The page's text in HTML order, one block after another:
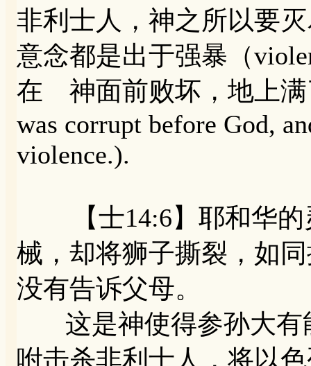
非利士人，神之所以要
意念都是出于强暴（
在 神面前败坏，地上满
was corrupt before God,
violence.).
【士14:6】耶和华的
械，却将狮子撕裂，如
没有告诉父母。
这是神使得参孙大有
咐击杀非利士人，将以